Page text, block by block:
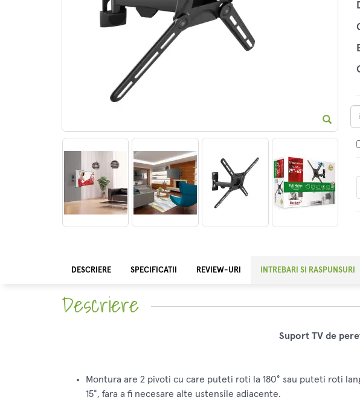
DESCRIERE SPECIFICATII REVIEW-URI INTREBARI SI RASPUNSURI
Descriere
Suport TV de
Montura are 2 pivoti cu care puteti roti la 180° sau puteti roti
15°, fara a fi necesare alte ustensile adiacente.